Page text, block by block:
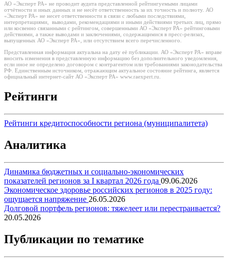
АО «Эксперт РА» не проводит аудита представленной рейтингуемыми лицами
отчётности и иных данных и не несёт ответственность за их точность и полноту. АО
«Эксперт РА» не несет ответственности в связи с любыми последствиями,
интерпретациями, выводами, рекомендациями и иными действиями третьих лиц, прямо
или косвенно связанными с рейтингом, совершенными АО «Эксперт РА» рейтинговыми
действиями, а также выводами и заключениями, содержащимися в пресс-релизах,
выпущенных АО «Эксперт РА», или отсутствием всего перечисленного.
Представленная информация актуальна на дату её публикации. АО «Эксперт РА» вправе
вносить изменения в представленную информацию без дополнительного уведомления,
если иное не определено договором с контрагентом или требованиями законодательства
РФ. Единственным источником, отражающим актуальное состояние рейтинга, является
официальный интернет-сайт АО «Эксперт РА» www.raexpert.ru.
Рейтинги
Рейтинги кредитоспособности региона (муниципалитета)
Аналитика
Динамика бюджетных и социально-экономических
показателей регионов за I квартал 2026 года 09.06.2026
Экономическое здоровье российских регионов в 2025 году:
ощущается напряжение 26.05.2026
Долговой портфель регионов: тяжелеет или перестраивается?
20.05.2026
Публикации по тематике